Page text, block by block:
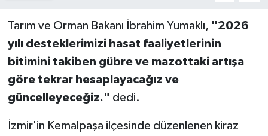
Tarım ve Orman Bakanı İbrahim Yumaklı, "2026
yılı desteklerimizi hasat faaliyetlerinin
bitimini takiben gübre ve mazottaki artışa
göre tekrar hesaplayacağız ve
güncelleyeceğiz." dedi.
İzmir'in Kemalpaşa ilçesinde düzenlenen kiraz